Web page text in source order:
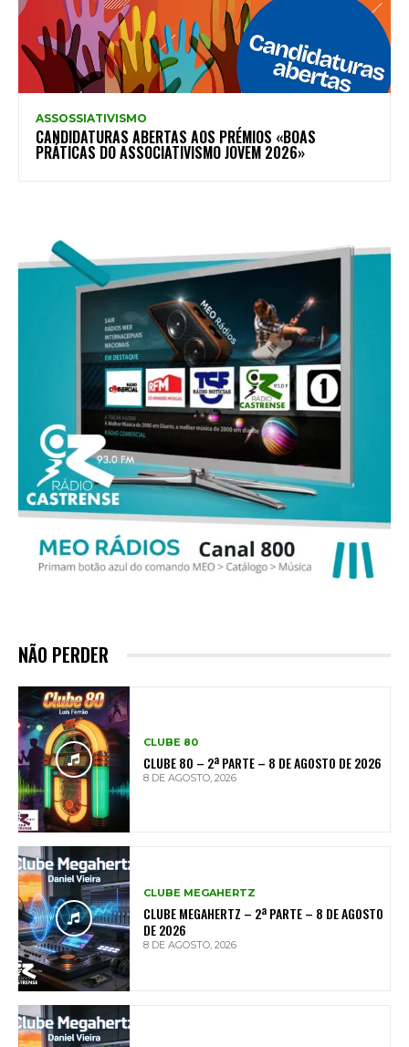
ASSOSSIATIVISMO
CANDIDATURAS ABERTAS AOS PRÉMIOS «BOAS
PRÁTICAS DO ASSOCIATIVISMO JOVEM 2026»
NÃO PERDER
CLUBE 80
CLUBE 80 – 2ª PARTE – 8 DE AGOSTO DE 2026
8 DE AGOSTO, 2026
CLUBE MEGAHERTZ
CLUBE MEGAHERTZ – 2ª PARTE – 8 DE AGOSTO
DE 2026
8 DE AGOSTO, 2026